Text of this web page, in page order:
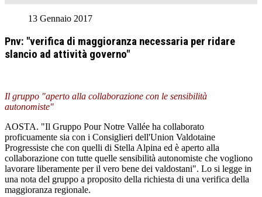
13 Gennaio 2017
Pnv: "verifica di maggioranza necessaria per ridare
slancio ad attività governo"
Il gruppo "aperto alla collaborazione con le sensibilità
autonomiste"
AOSTA. "Il Gruppo Pour Notre Vallée ha collaborato
proficuamente sia con i Consiglieri dell'Union Valdotaine
Progressiste che con quelli di Stella Alpina ed è aperto alla
collaborazione con tutte quelle sensibilità autonomiste che vogliono
lavorare liberamente per il vero bene dei valdostani". Lo si legge in
una nota del gruppo a proposito della richiesta di una verifica della
maggioranza regionale.